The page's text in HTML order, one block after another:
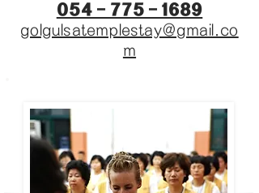
054-775-1689
golgulsatemplestay@gmail.co
m